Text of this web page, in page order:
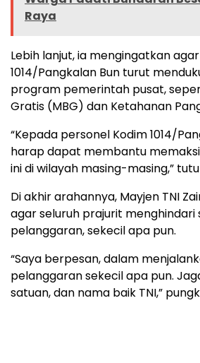
Raya
Lebih lanjut, ia mengingatkan
1014/Pangkalan Bun turut
program pemerintah pusat,
Gratis (MBG) dan Ketahanan
“Kepada personel Kodim 1014/
harap dapat membantu
ini di wilayah masing-masing,”
Di akhir arahannya, Mayjen TNI
agar seluruh prajurit menghindari
pelanggaran, sekecil apa pun.
“Saya berpesan, dalam
pelanggaran sekecil apa pun.
satuan, dan nama baik TNI,”